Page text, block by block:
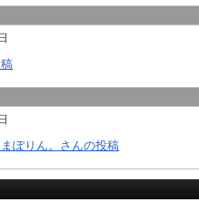
ぽりん。さんの投稿